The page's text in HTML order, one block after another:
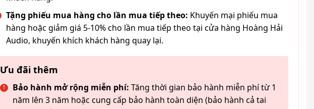
Tặng phiếu mua hàng cho lần mua tiếp theo: Khuyến mại phiếu mua
hàng hoặc giảm giá 5-10% cho lần mua tiếp theo tại cửa hàng Hoàng Hải
Audio, khuyến khích khách hàng quay lại.
Ưu đãi thêm
Bảo hành mở rộng miễn phí: Tăng thời gian bảo hành miễn phí từ 1
năm lên 3 năm hoặc cung cấp bảo hành toàn diện (bảo hành cả tai